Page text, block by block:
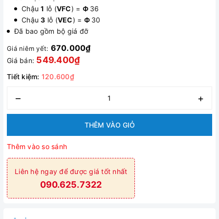
Chậu1 lỗ (VFC) = Ф 36
Chậu3 lỗ (VEC) = Ф 30
Đã bao gồm bộ giá đỡ
Giá niêm yết: 670.000₫
Giá bán: 549.400₫
Tiết kiệm: 120.600₫
– +
THÊM VÀO GIỎ
Thêm vào so sánh
Liên hệ ngay để được giá tốt nhất
090.625.7322